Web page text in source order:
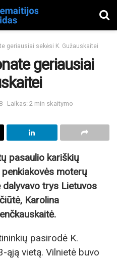
geriausiai sekėsi K. Gužauskaitei
geriausiai
Laikas: 2 min skaitymo
pasaulio kariškių
moterų
trys Lietuvos
Karolina
pasirodė K.
ąją vietą. Vilnietė buvo